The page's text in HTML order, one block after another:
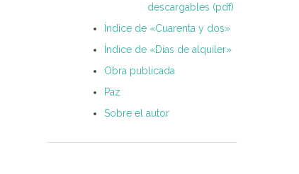
descargables (pdf)
Índice de «Cuarenta y dos»
Índice de «Días de alquiler»
Obra publicada
Paz
Sobre el autor